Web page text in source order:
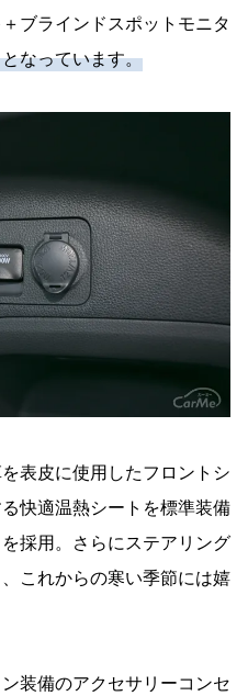
ブラインドスポットモニタ
なっています。
表皮に使用したフロントシ
快適温熱シートを標準装備
採用。さらにステアリング
これからの寒い季節には嬉
装備のアクセサリーコンセ